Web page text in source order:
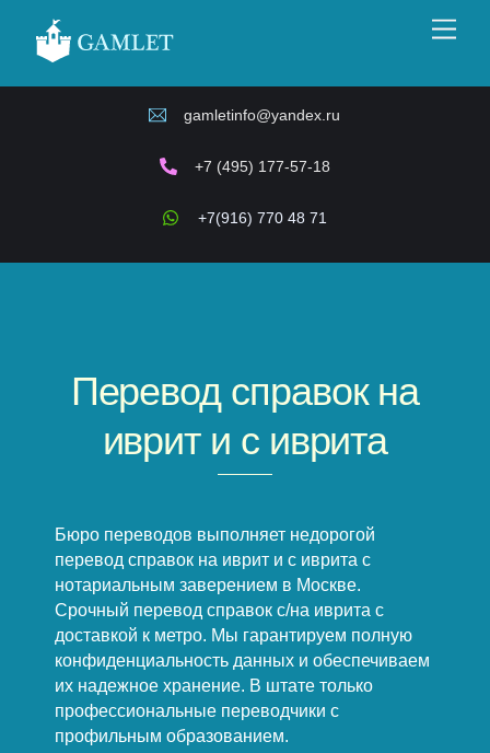
content
gamletinfo@yandex.ru
+7 (495) 177-57-18
+7(916) 770 48 71
Перевод справок на
иврит и с иврита
Бюро переводов выполняет недорогой
перевод справок на иврит и с иврита с
нотариальным заверением в Москве.
Срочный перевод справок с/на иврита с
доставкой к метро. Мы гарантируем полную
конфиденциальность данных и обеспечиваем
их надежное хранение. В штате только
профессиональные переводчики с
профильным образованием.